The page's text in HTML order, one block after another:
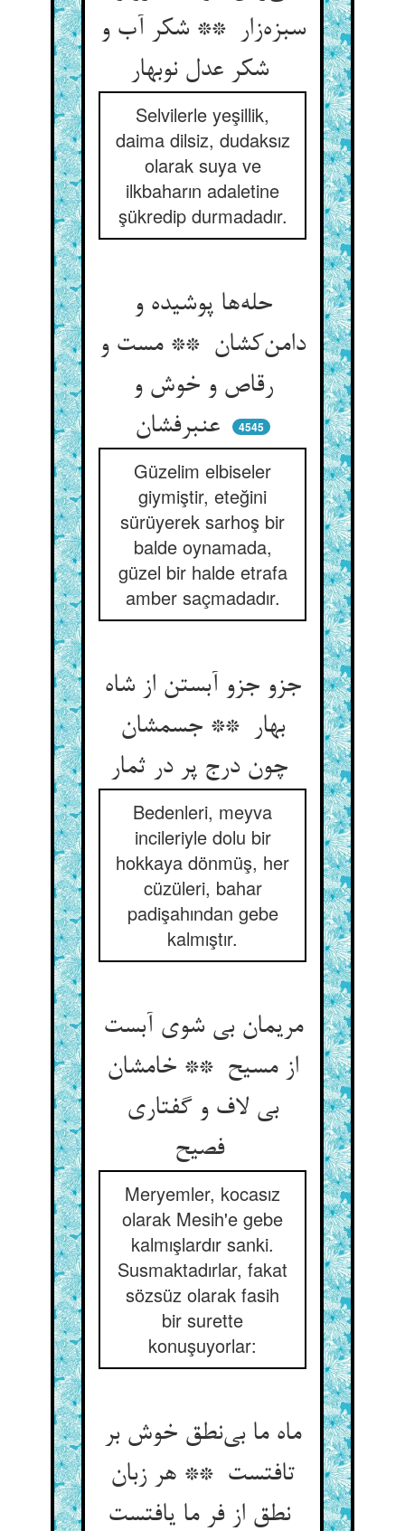
سبزه‌زار ** شکر آب و
شکر عدل نوبهار
Selvilerle yeşillik,
daima dilsiz, dudaksız
olarak suya ve
ilkbaharın adaletine
şükredip durmadadır.
حله‌ها پوشیده و
دامن‌کشان ** مست و
رقاص و خوش و
4545
Güzelim elbiseler
giymiştir, eteğini
sürüyerek sarhoş bir
balde oynamada,
güzel bir halde etrafa
amber saçmadadır.
جزو جزو آبستن از شاه
بهار ** جسمشان
Bedenleri, meyva
incileriyle dolu bir
hokkaya dönmüş, her
cüzüleri, bahar
padişahından gebe
kalmıştır.
مریمان بی شوی آبست
از مسیح ** خامشان
بی لاف و گفتاری
فصیح
Meryemler, kocasız
olarak Mesih'e gebe
kalmışlardır sanki.
Susmaktadırlar, fakat
sözsüz olarak fasih
bir surette
konuşuyorlar:
ماه ما بی‌نطق خوش بر
تافتست ** هر زبان
نطق از فر ما یافتست